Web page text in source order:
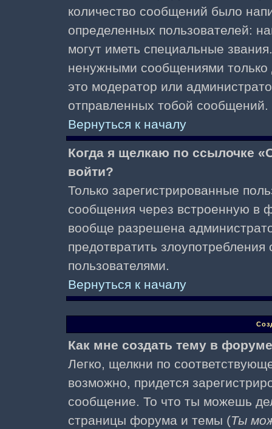
количество сообщений было
определенных пользователей:
могут иметь специальные
ненужными сообщениями только
это модератор или
отправленных тобой сообщений.
Вернуться к началу
Когда я щелкаю по ссылочке
войти?
Только зарегистрированные
сообщения через встроенную в
вообще разрешена
предотвратить
пользователями.
Вернуться к началу
Как мне создать тему в
Легко, щелкни по
возможно, придется
сообщение. То что ты можешь
страницы форума и темы (Ты